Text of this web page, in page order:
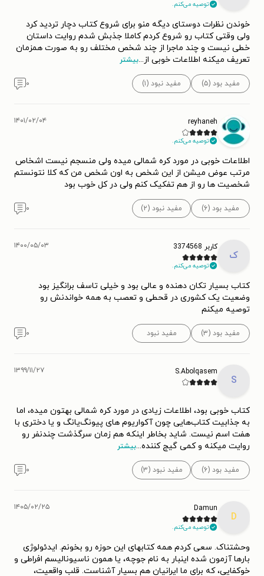
توصیه می‌کنم.
خوندن نظرات دوستای دیگه منو برای شروع کتاب دچار تردید کرد
ولی وقتی کتاب رو شروع کردم کاملا جذبش شدم روایت داستان
خطی نیست و چند ماجرا از چند شخص مختلف رو به صورت همزمان
تعریف میکنه اطلاعات خوبی از...بیشتر
مفید بود (۵) مفید نبود (۱) ۰
reyhaneh
توصیه می‌کنم.
۱۴۰۱/۰۲/۰۴
اطلاعات خوبی در مورد کره شمالی میده ولی منسجم نیست اشخاص
مرتب عوض میشن از این شخص به اون شخص من که کلا نتونستم
شخصیت ها رو از هم تفکیک کنم ولی در کل خوب بود
مفید بود (۶) مفید نبود (۲) ۰
ک
کاربر 3374568
توصیه می‌کنم.
۱۴۰۰/۰۵/۰۳
کتاب بسیار تکان دهنده و عالی بود و خیلی تاسف برانگیز بود
وضعیت یک کشوری در قحطی و تعصب به همه خواندنش رو
توصیه میکنم
مفید بود (۳) مفید نبود ۰
S
S.Abolqasem ۱۳۹۹/۱۱/۲۷
کتاب خوبی بود، اطلاعات زیادی در مورد کره شمالی بهتون میده، اما
به جذابیت کتاب‌هایی چون آکواریوم های پیونگ‌یانگ و یا دختری با
هفت اسم نیست. شاید بخاطر اینکه هم زمان سرگذشت چندنفر رو
روایت میکنه و کمی گیج کننده...بیشتر
مفید بود (۶) مفید نبود (۳) ۰
D
Damun
توصیه می‌کنم.
۱۴۰۵/۰۲/۲۵
وحشتناک. سعی کردم همه کتابهای این حوزه رو بخونم. ایدئولوژی
بارها آزمون شده اینبار به نام جوچه، یا همون ناسیونالیسم افراطی و
خوکفایی، که برای ما ایرانیان هم بسیار آشناست. قلب واقعیت،